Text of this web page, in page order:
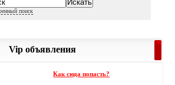
поиск
Vip объявления
Как сюда попасть?